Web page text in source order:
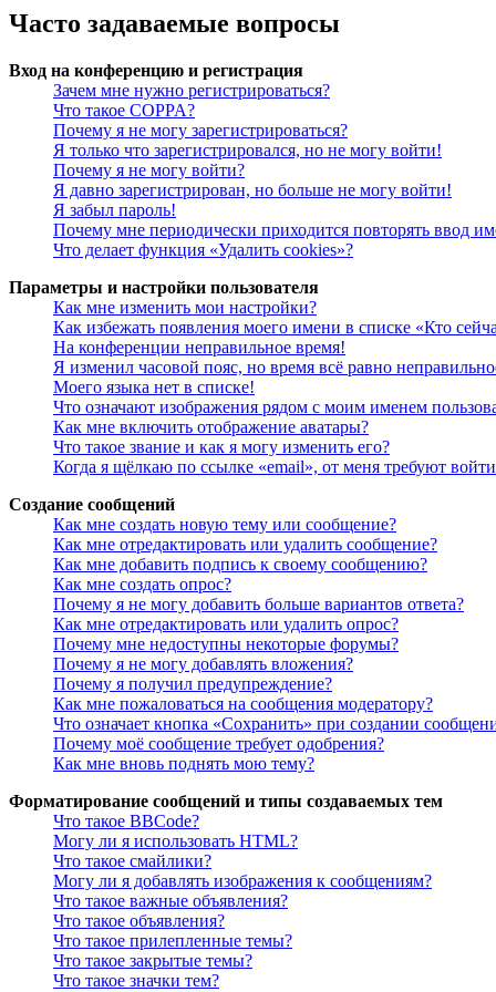
Часто задаваемые вопросы
Вход на конференцию и регистрация
Зачем мне нужно регистрироваться?
Что такое COPPA?
Почему я не могу зарегистрироваться?
Я только что зарегистрировался, но не могу войти!
Почему я не могу войти?
Я давно зарегистрирован, но больше не могу войти!
Я забыл пароль!
Почему мне периодически приходится повторять ввод
Что делает функция «Удалить cookies»?
Параметры и настройки пользователя
Как мне изменить мои настройки?
Как избежать появления моего имени в списке «Кто
На конференции неправильное время!
Я изменил часовой пояс, но время всё равно
Моего языка нет в списке!
Что означают изображения рядом с моим именем
Как мне включить отображение аватары?
Что такое звание и как я могу изменить его?
Когда я щёлкаю по ссылке «email», от меня требуют
Создание сообщений
Как мне создать новую тему или сообщение?
Как мне отредактировать или удалить сообщение?
Как мне добавить подпись к своему сообщению?
Как мне создать опрос?
Почему я не могу добавить больше вариантов ответа?
Как мне отредактировать или удалить опрос?
Почему мне недоступны некоторые форумы?
Почему я не могу добавлять вложения?
Почему я получил предупреждение?
Как мне пожаловаться на сообщения модератору?
Что означает кнопка «Сохранить» при создании
Почему моё сообщение требует одобрения?
Как мне вновь поднять мою тему?
Форматирование сообщений и типы создаваемых тем
Что такое BBCode?
Могу ли я использовать HTML?
Что такое смайлики?
Могу ли я добавлять изображения к сообщениям?
Что такое важные объявления?
Что такое объявления?
Что такое прилепленные темы?
Что такое закрытые темы?
Что такое значки тем?